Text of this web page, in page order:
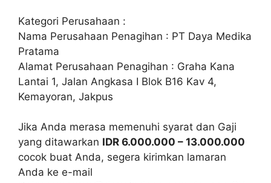
Kategori Perusahaan :
Nama Perusahaan Penagihan : PT Daya Medika
Pratama
Alamat Perusahaan Penagihan : Graha Kana
Lantai 1, Jalan Angkasa I Blok B16 Kav 4,
Kemayoran, Jakpus
Jika Anda merasa memenuhi syarat dan Gaji
yang ditawarkan IDR 6.000.000 – 13.000.000
cocok buat Anda, segera kirimkan lamaran
Anda ke e-mail